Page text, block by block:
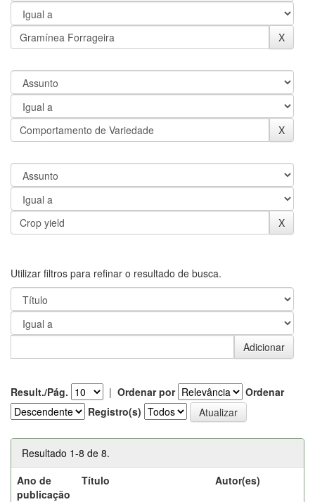
Utilizar filtros para refinar o resultado de busca.
Result./Pág. | Ordenar por
Ordenar
Registro(s)
Resultado 1-8 de 8.
Ano de
publicação
Título Autor(es)